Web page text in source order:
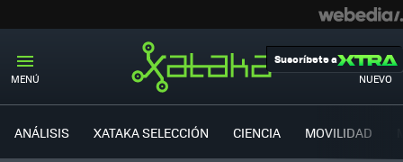
MENÚ NUEVO
Suscríbete a
ANÁLISIS XATAKA SELECCIÓN CIENCIA MOVILIDAD